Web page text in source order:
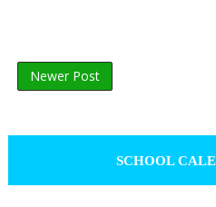
Newer Post
SCHOOL